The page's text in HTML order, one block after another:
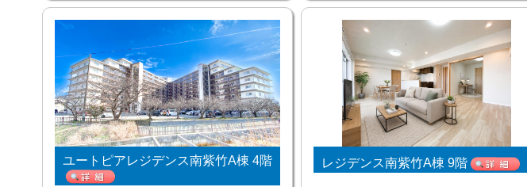
ユートピアレジデンス南紫竹A棟 4階 レジデンス南紫竹A棟 9階